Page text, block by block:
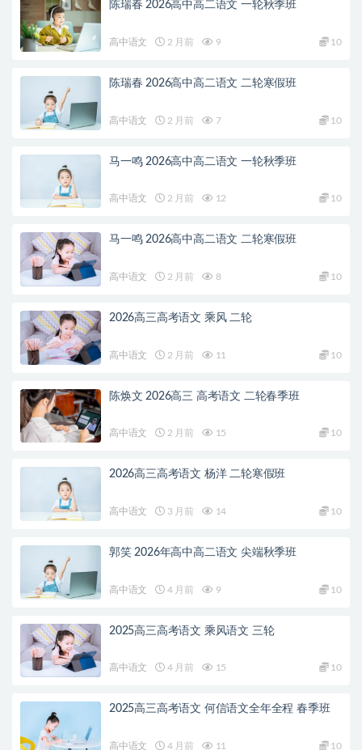
陈瑞春 2026高中高二语文 一轮秋季班
高中语文 2 月前 9 10
陈瑞春 2026高中高二语文 二轮寒假班
高中语文 2 月前 7 10
马一鸣 2026高中高二语文 一轮秋季班
高中语文 2 月前 12 10
马一鸣 2026高中高二语文 二轮寒假班
高中语文 2 月前 8 10
2026高三高考语文 乘风 二轮
高中语文 2 月前 11 10
陈焕文 2026高三 高考语文 二轮春季班
高中语文 2 月前 15 10
2026高三高考语文 杨洋 二轮寒假班
高中语文 3 月前 14 10
郭笑 2026年高中高二语文 尖端秋季班
高中语文 4 月前 9 10
2025高三高考语文 乘风语文 三轮
高中语文 4 月前 15 10
2025高三高考语文 何信语文全年全程 春季班
高中语文 4 月前 11 10